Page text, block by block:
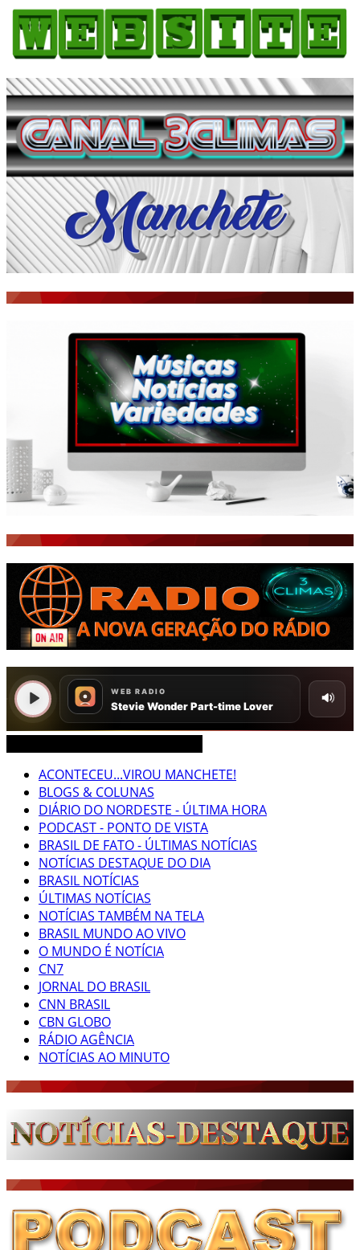
ACONTECEU...VIROU MANCHETE!
BLOGS & COLUNAS
DIÁRIO DO NORDESTE - ÚLTIMA HORA
PODCAST - PONTO DE VISTA
BRASIL DE FATO - ÚLTIMAS NOTÍCIAS
NOTÍCIAS DESTAQUE DO DIA
BRASIL NOTÍCIAS
ÚLTIMAS NOTÍCIAS
NOTÍCIAS TAMBÉM NA TELA
BRASIL MUNDO AO VIVO
O MUNDO É NOTÍCIA
CN7
JORNAL DO BRASIL
CNN BRASIL
CBN GLOBO
RÁDIO AGÊNCIA
NOTÍCIAS AO MINUTO